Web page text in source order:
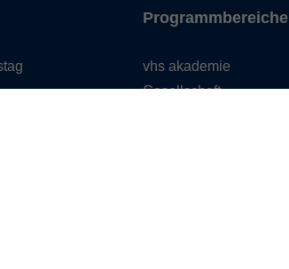
Programmbereiche
vhs akademie
Gesellschaft